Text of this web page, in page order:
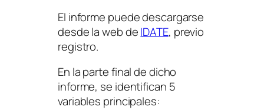
El informe puede descargarse
desde la web deIDATE, previo
registro.
En la parte final de dicho
informe, se identifican 5
variables principales: